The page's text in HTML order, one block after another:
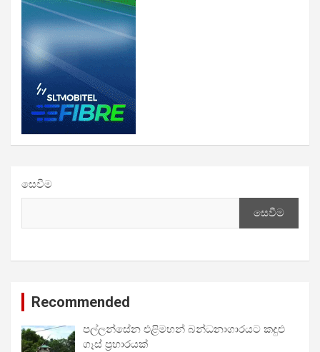
සෙවීම
සෙවීම
Recommended
පල්ලන්සේන එළිමහන් බන්ධනාගාරයට කදුළු
ගෑස් ප්‍රහාරයක්